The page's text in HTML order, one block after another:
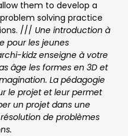
them to develop a
solving practice
/// Une introduction à
pour les jeunes
kidz enseigne à votre
âge les formes en 3D et
La pédagogie
le projet et leur permet
un projet dans une
de problèmes